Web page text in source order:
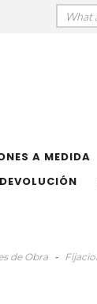
A MEDIDA
de Obra -